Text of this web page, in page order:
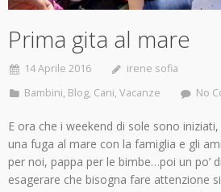
Prima gita al mare
14 Aprile 2016
irene sofia
Bambini, Blog, Cani, Vacanze No
E ora che i weekend di sole sono iniziati,
una fuga al mare con la famiglia e gli
per noi, pappa per le bimbe…poi un po’
esagerare che bisogna fare attenzione